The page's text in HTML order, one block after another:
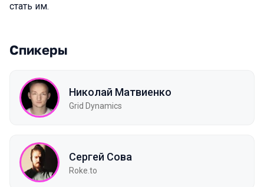
стать им.
Спикеры
Николай Матвиенко
Grid Dynamics
Сергей Сова
Roke.to